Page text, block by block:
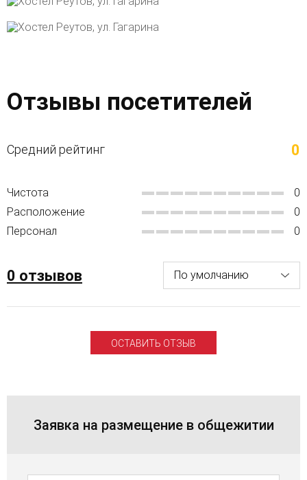
Отзывы посетителей
Средний рейтинг 0
Чистота
0
Расположение
0
Персонал
0
0 отзывов
ОСТАВИТЬ ОТЗЫВ
Заявка на размещение в общежитии